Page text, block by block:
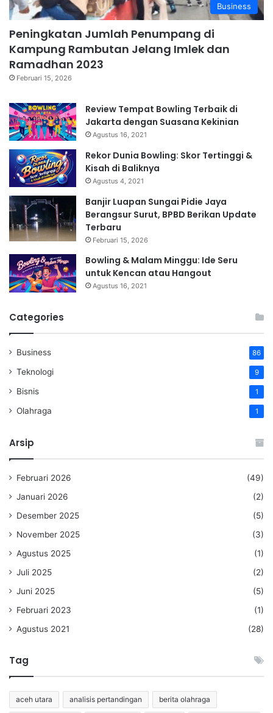
Business
Peningkatan Jumlah Penumpang di
Kampung Rambutan Jelang Imlek dan
Ramadhan 2023
Februari 15, 2026
Review Tempat Bowling Terbaik di
Jakarta dengan Suasana Kekinian
Agustus 16, 2021
Rekor Dunia Bowling: Skor Tertinggi &
Kisah di Baliknya
Agustus 4, 2021
Banjir Luapan Sungai Pidie Jaya
Berangsur Surut, BPBD Berikan Update
Terbaru
Februari 15, 2026
Bowling & Malam Minggu: Ide Seru
untuk Kencan atau Hangout
Agustus 16, 2021
Categories
Business 86
Teknologi 9
Bisnis 1
Olahraga 1
Arsip
Februari 2026
(49)
Januari 2026
(2)
Desember 2025
(5)
November 2025
(3)
Agustus 2025
(1)
Juli 2025
(2)
Juni 2025
(5)
Februari 2023
(1)
Agustus 2021
(28)
Tag
aceh utara analisis pertandingan berita olahraga